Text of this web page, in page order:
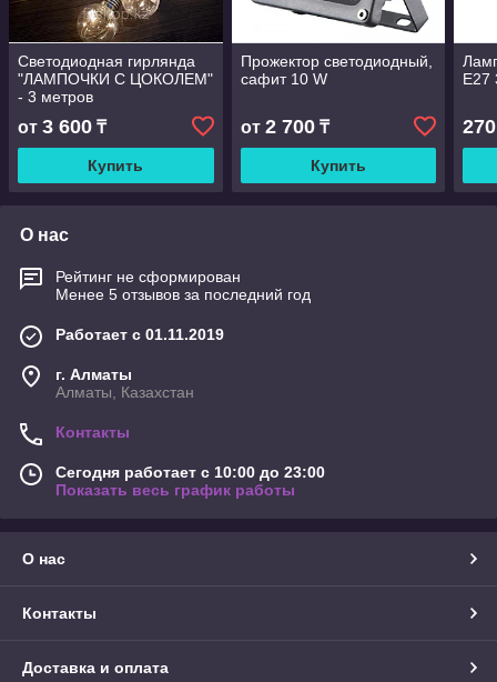
Светодиодная гирлянда
"ЛАМПОЧКИ С ЦОКОЛЕМ"
- 3 метров
от 3 600 ₸
Купить
Прожектор светодиодный,
сафит 10 W
от 2 700₸
Купить
E27
270
О нас
Рейтинг не сформирован
Менее 5 отзывов за последний год
Работает с 01.11.2019
г. Алматы
Алматы, Казахстан
Контакты
Сегодня работает с 10:00 до 23:00
Показать весь график работы
О нас
Контакты
Доставка и оплата